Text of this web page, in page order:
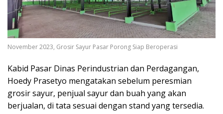
November 2023, Grosir Sayur Pasar Porong Siap Beroperasi
Kabid Pasar Dinas Perindustrian dan Perdagangan,
Hoedy Prasetyo mengatakan sebelum peresmian
grosir sayur, penjual sayur dan buah yang akan
berjualan, di tata sesuai dengan stand yang tersedia.